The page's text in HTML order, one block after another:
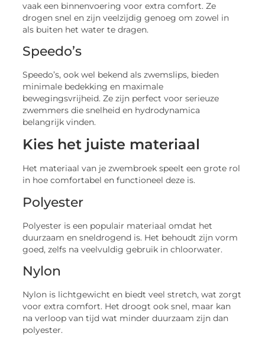
vaak een binnenvoering voor extra comfort. Ze
drogen snel en zijn veelzijdig genoeg om zowel in
als buiten het water te dragen.
Speedo’s
Speedo’s, ook wel bekend als zwemslips, bieden
minimale bedekking en maximale
bewegingsvrijheid. Ze zijn perfect voor serieuze
zwemmers die snelheid en hydrodynamica
belangrijk vinden.
Kies het juiste materiaal
Het materiaal van je zwembroek speelt een grote rol
in hoe comfortabel en functioneel deze is.
Polyester
Polyester is een populair materiaal omdat het
duurzaam en sneldrogend is. Het behoudt zijn vorm
goed, zelfs na veelvuldig gebruik in chloorwater.
Nylon
Nylon is lichtgewicht en biedt veel stretch, wat zorgt
voor extra comfort. Het droogt ook snel, maar kan
na verloop van tijd wat minder duurzaam zijn dan
polyester.